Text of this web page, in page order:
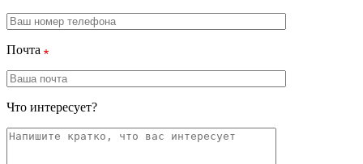
Почта
Что интересует?